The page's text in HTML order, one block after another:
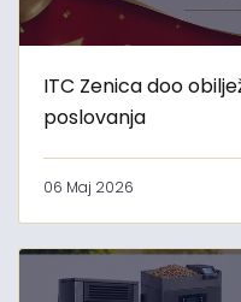
ITC Zenica doo
poslovanja
06 Maj 2026